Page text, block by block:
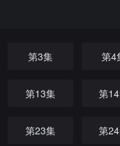
第3集 第4
第13集 第
第23集 第